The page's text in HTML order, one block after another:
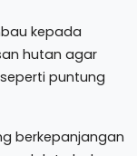
kepada
hutan agar
puntung
berkepanjangan